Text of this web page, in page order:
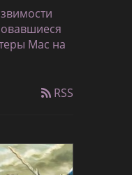
Mac на
RSS